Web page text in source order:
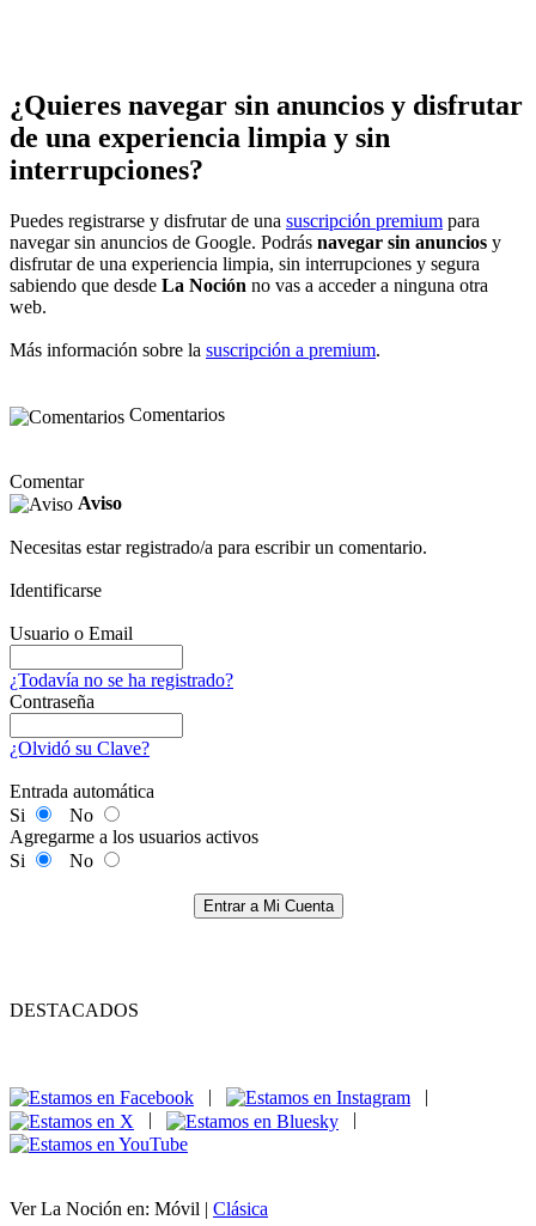
¿Quieres navegar sin anuncios y disfrutar
de una experiencia limpia y sin
interrupciones?
Puedes registrarse y disfrutar de una suscripción premium para
navegar sin anuncios de Google. Podrás navegar sin anuncios y
disfrutar de una experiencia limpia, sin interrupciones y segura
sabiendo que desde La Noción no vas a acceder a ninguna otra
web.
Más información sobre la suscripción a premium.
Comentarios
Comentar
Aviso
Necesitas estar registrado/a para escribir un comentario.
Identificarse
Usuario o Email
¿Todavía no se ha registrado?
Contraseña
¿Olvidó su Clave?
Entrada automática
Si
No
Agregarme a los usuarios activos
Si
No
Entrar a Mi Cuenta
DESTACADOS
|
|
|
|
Ver La Noción en: Móvil | Clásica